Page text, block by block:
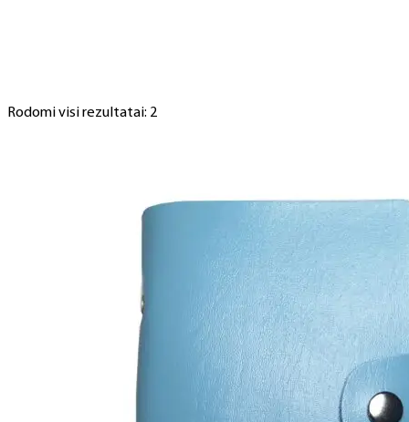
Rodomi visi rezultatai: 2